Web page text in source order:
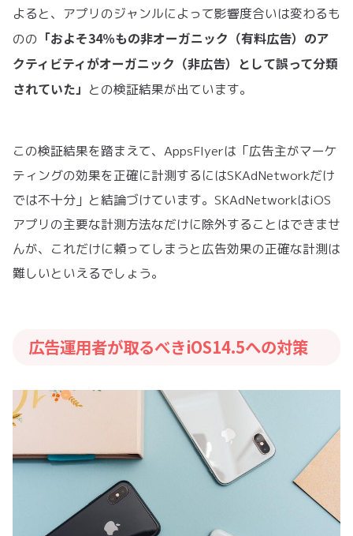
よると、アプリのジャンルによって影響度合いは変わるも
のの 「およそ34％もの非オーガニック（有料広告）のア
クティビティがオーガニック（非広告）として誤って分類
されていた」 との検証結果が出ています。
この検証結果を踏まえて、AppsFlyerは「広告主がマーケ
ティングの効果を正確に計測するにはSKAdNetworkだけ
では不十分」と結論づけています。SKAdNetworkはiOS
アプリの主要な計測方法なだけに除外することはできませ
んが、これだけに頼ってしまうと広告効果の正確な計測は
難しいといえるでしょう。
広告運用者が取るべきiOS14.5への対策